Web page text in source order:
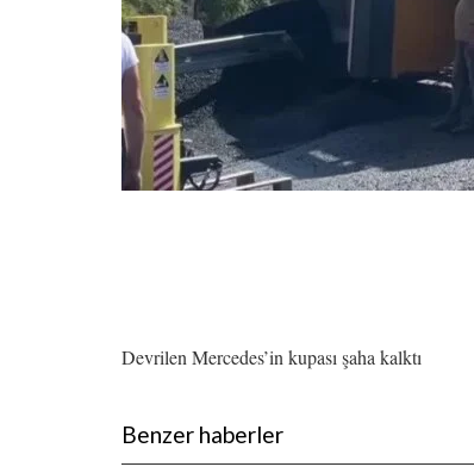
Devrilen Mercedes’in kupası şaha kalktı
Benzer haberler